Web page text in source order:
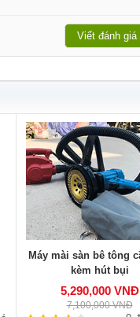
Viết đánh giá
Máy mài sàn bê tông
kèm hút bụi
5,290,000 VNĐ
7,100,000 VNĐ